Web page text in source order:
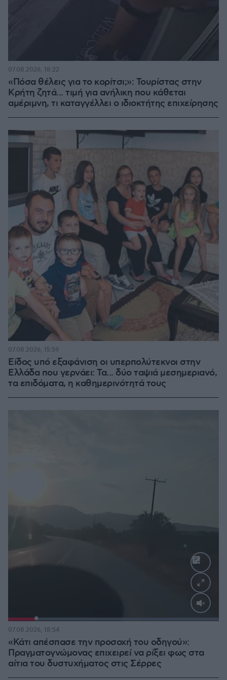
«Πόσα θέλεις για το κορίτσι;»: Τουρίστας στην
Κρήτη ζητά... τιμή για ανήλικη που κάθεται
αμέριμνη, τι καταγγέλλει ο ιδιοκτήτης επιχείρησης
07.08.2026, 18:22
Είδος υπό εξαφάνιση οι υπερπολύτεκνοι στην
Ελλάδα που γερνάει: Τα... δύο ταψιά μεσημεριανό,
τα επιδόματα, η καθημερινότητά τους
07.08.2026, 15:59
Loaded:
«Κάτι απέσπασε την προσοχή του οδηγού»:
Πραγματογνώμονας επιχειρεί να ρίξει φως στα
αίτια του δυστυχήματος στις Σέρρες
07.08.2026, 18:54